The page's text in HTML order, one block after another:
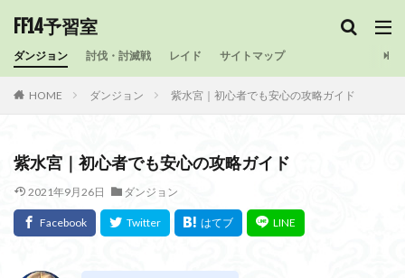
FF14予習室
ダンジョン 討伐・討滅戦 レイド サイトマップ
HOME ダンジョン 紫水宮｜初心者でも安心の攻略ガイド
紫水宮｜初心者でも安心の攻略ガイド
2021年9月26日 ダンジョン